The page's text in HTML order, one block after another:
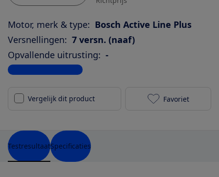
Motor, merk & type: Bosch Active Line Plus
Versnellingen: 7 versn. (naaf)
Opvallende uitrusting: -
Bekijk alle specificaties
Vergelijk dit product Cortina E-
Favoriet
TestresultaatSpecificaties